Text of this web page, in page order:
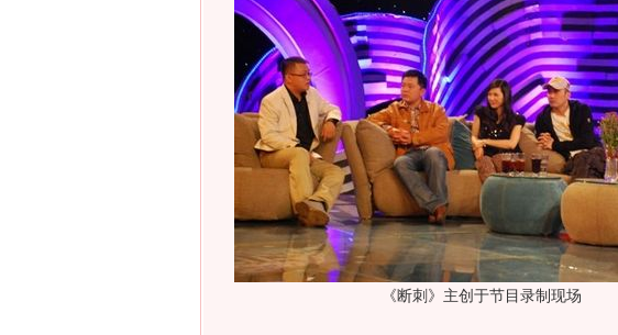
《断刺》主创于节目录制现场